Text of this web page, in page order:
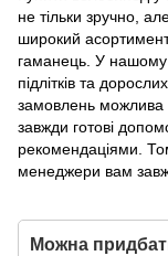
не тільки зручно,
широкий
гаманець. У нашому
підлітків та
замовлень можлива
завжди готові
рекомендаціями.
менеджери вам
Можна